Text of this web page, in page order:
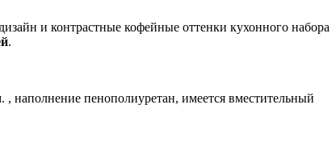
и контрастные кофейные оттенки кухонного набора
.
наполнение пенополиуретан, имеется вместительный